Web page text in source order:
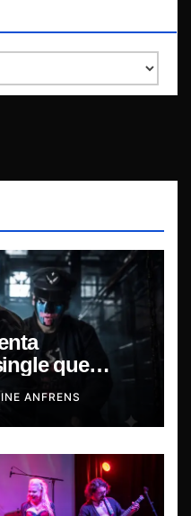
que
regreso.
ANFRENS